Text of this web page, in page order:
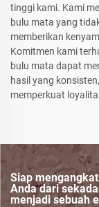
tinggi kami. Kami
bulu mata yang
memberikan
Komitmen kami
bulu mata dapat
hasil yang
memperkuat
Siap
Anda dari
menjadi sebuah